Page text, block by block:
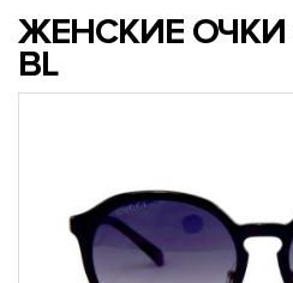
ЖЕНСКИЕ ОЧКИ
BL